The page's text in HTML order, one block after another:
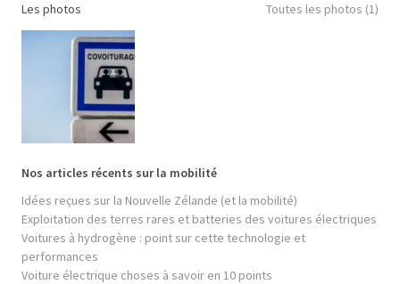
Les photos Toutes les photos (1)
Nos articles récents sur la mobilité
Idées reçues sur la Nouvelle Zélande (et la mobilité)
Exploitation des terres rares et batteries des voitures électriques
Voitures à hydrogène : point sur cette technologie et
performances
Voiture électrique choses à savoir en 10 points